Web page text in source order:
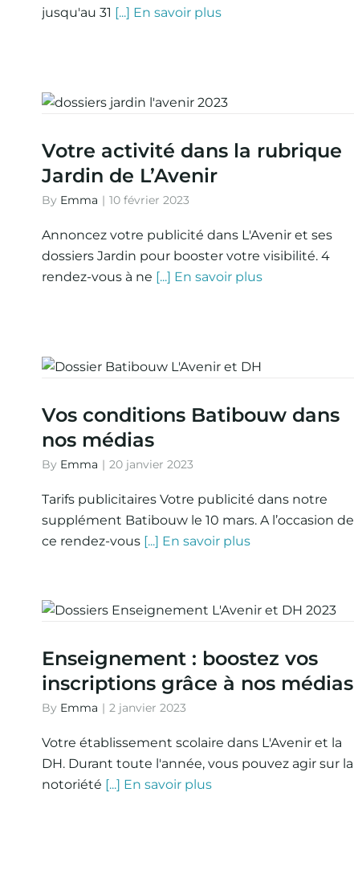
jusqu'au 31 [...] En savoir plus
Votre activité dans la rubrique
Jardin de L’Avenir
By Emma | 10 février 2023
Annoncez votre publicité dans L'Avenir et ses
dossiers Jardin pour booster votre visibilité. 4
rendez-vous à ne [...] En savoir plus
Vos conditions Batibouw dans
nos médias
By Emma | 20 janvier 2023
Tarifs publicitaires Votre publicité dans notre
supplément Batibouw le 10 mars. A l’occasion de
ce rendez-vous [...] En savoir plus
Enseignement : boostez vos
inscriptions grâce à nos médias
By Emma | 2 janvier 2023
Votre établissement scolaire dans L'Avenir et la
DH. Durant toute l'année, vous pouvez agir sur la
notoriété [...] En savoir plus